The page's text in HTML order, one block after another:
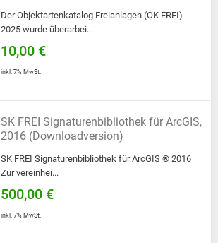
Der Objektartenkatalog Freianlagen (OK FREI)
2025 wurde überarbei...
10,00 €
inkl. 7% MwSt.
SK FREI Signaturenbibliothek für ArcGIS,
2016 (Downloadversion)
SK FREI Signaturenbibliothek für ArcGIS ® 2016
Zur vereinhei...
500,00 €
inkl. 7% MwSt.